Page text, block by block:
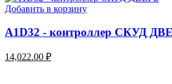
Добавить в корзину
A1D32 - контроллер СКУД
14,022.00 ₽